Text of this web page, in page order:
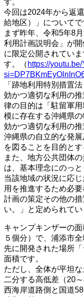
す。
今回は2024年から返
給地区）」についてで
まず昨年、令和5年8
利用計画説明会」が
に限定公開されてい
す。（ https://
「跡地利用特別措置
効かつ適切な利⽤の
律の目的は「駐留軍
模に存在する沖縄県
効かつ適切な利⽤の
沖縄県の⾃⽴的な発
を図ることを⽬的とす
また、地方公共団体
は、基本理念にのっ
当該地域の状況に応
⽤を推進するため必
計画の策定その他の
い。」と定められてい
キャンプキンザーの
５個分）で、浦添市
先に開発された場所
面積です。
ただし、全体が平坦
二分する高低差（20
西海岸道路側と国道